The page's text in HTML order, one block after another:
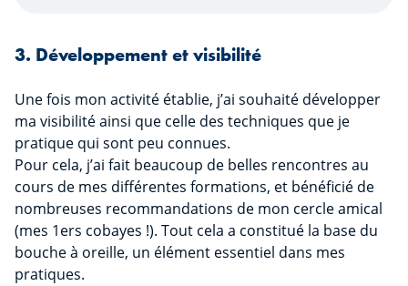
3. Développement et visibilité
Une fois mon activité établie, j’ai souhaité développer
ma visibilité ainsi que celle des techniques que je
pratique qui sont peu connues.
Pour cela, j’ai fait beaucoup de belles rencontres au
cours de mes différentes formations, et bénéficié de
nombreuses recommandations de mon cercle amical
(mes 1ers cobayes !). Tout cela a constitué la base du
bouche à oreille, un élément essentiel dans mes
pratiques.